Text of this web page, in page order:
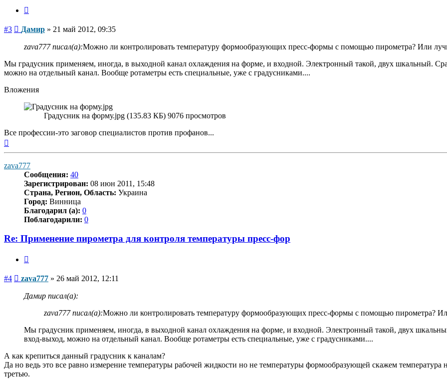
#3 Сообщение
Дамир » 21 май 2012, 09:35
zava777 писал(а):Можно ли контролировать температуру формообразующих пресс-формы с помощью пирометра? Или
Мы градусник применяем, иногда, в выходной канал охлаждения на форме, и входной. Электронный такой, двух шкальный.
можно на отдельный канал. Вообще ротаметры есть специальные, уже с градусниками....
Вложения
Градусник на форму.jpg (135.83 КБ) 9076 просмотров
Все профессии-это заговор специалистов против профанов...
zava777
Сообщения: 40
Зарегистрирован: 08 июн 2011, 15:48
Страна, Регион, Область: Украина
Город: Винница
Благодарил (а): 0
Поблагодарили: 0
Re: Применение пирометра для контроля температуры пресс-фор
#4 Сообщение
zava777 » 26 май 2012, 12:11
Дамир писал(а):
zava777 писал(а):Можно ли контролировать температуру формообразующих пресс-формы с помощью пирометра?
Мы градусник применяем, иногда, в выходной канал охлаждения на форме, и входной. Электронный такой, двух
вход-выход, можно на отдельный канал. Вообще ротаметры есть специальные, уже с градусниками....
А как крепиться данный градусник к каналам?
Да но ведь это все равно измерение температуры рабочей жидкости но не температуры формообразующей скажем температура
третью.